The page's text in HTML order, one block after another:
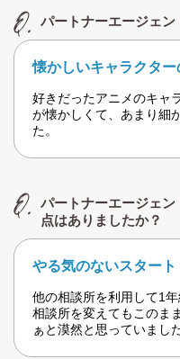
パートナーエージェン
懐かしいキャラクタ
好きだったアニメのキャ
が懐かしくて、あまり細
た。
パートナーエージェ
点はありましたか？
やる気のないスタート
他の相談所を利用して1
相談所を変えてもこのま
ぁと漠然と思っていました